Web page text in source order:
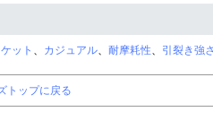
ット 、 カジュアル、 耐摩耗性、 引裂き強
トップに戻る